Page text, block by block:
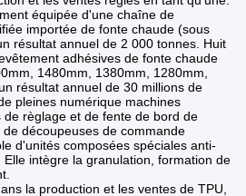
équipée d'une chaîne de
importée de fonte chaude (sous
résultat annuel de 2 000 tonnes. Huit
adhésives de fonte chaude
1480mm, 1380mm, 1280mm,
résultat annuel de 30 millions de
pleines numérique machines
règlage et de fente de bord de
découpeuses de commande
d'unités composées spéciales anti-
intègre la granulation, formation de
la production et les ventes de TPU,